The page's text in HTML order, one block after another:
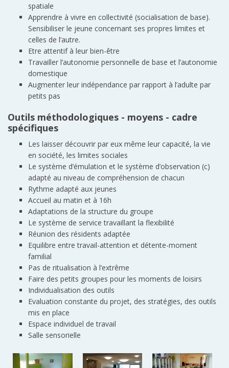
spatiale
Apprendre à vivre en collectivité (socialisation de base).
Sensibiliser le jeune concernant ses propres limites et
celles de l’autre.
Etre attentif à leur bien-être
Travailler l’autonomie personnelle de base et l’autonomie
domestique
Augmenter leur indépendance par rapport à l’adulte par
petits pas
Outils méthodologiques - moyens - cadre
spécifiques
Les laisser découvrir par eux même leur capacité, la vie
en société, les limites sociales
Le système d’émulation et le système d’observation (c)
adapté au niveau de compréhension de chacun
Rythme adapté aux jeunes
Accueil au matin et à 16h
Adaptations de la structure du groupe
Le système de service travaillant la flexibilité
Réunion des résidents adaptée
Equilibre entre travail-attention et détente-moment
familial
Pas de ritualisation à l’extrême
Faire des petits groupes pour les moments de loisirs
Individualisation des outils
Evaluation constante du projet, des stratégies, des outils
mis en place
Espace individuel de travail
Salle sensorielle